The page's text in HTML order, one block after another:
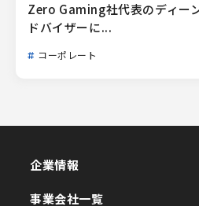
Zero Gaming社代表のディー
ドバイザーに...
コーポレート
企業情報
事業会社一覧